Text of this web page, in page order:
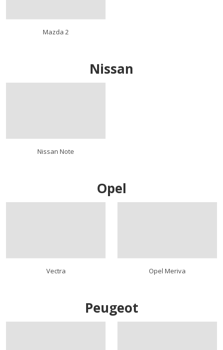
Mazda 2
Nissan
Nissan Note
Opel
Vectra Opel Meriva
Peugeot